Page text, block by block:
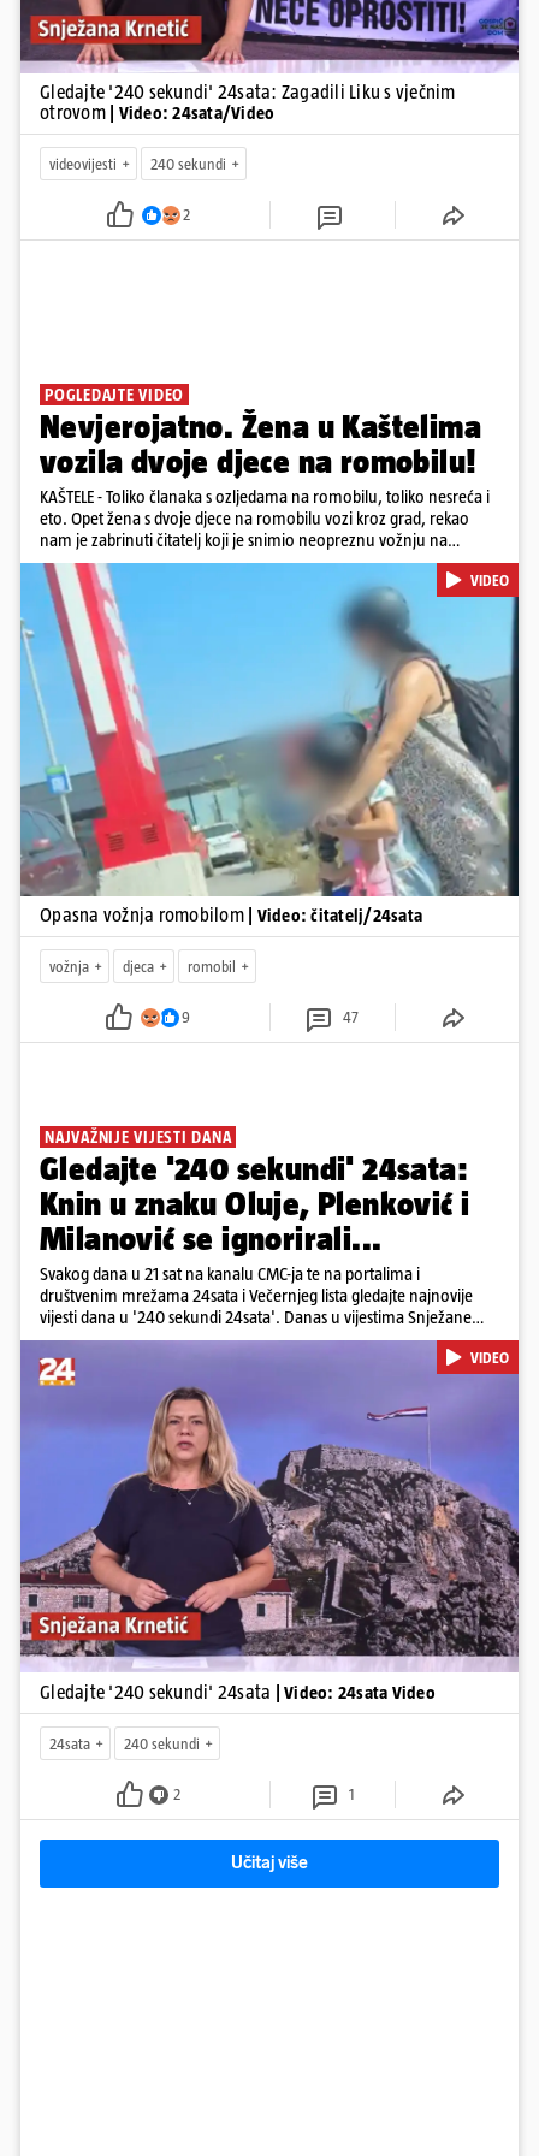
Gledajte '240 sekundi' 24sata: Zagadili Liku s vječnim
otrovom
| Video: 24sata/Video
videovijesti 240 sekundi
2
POGLEDAJTE VIDEO
Nevjerojatno. Žena u Kaštelima
vozila dvoje djece na romobilu!
KAŠTELE - Toliko članaka s ozljedama na romobilu, toliko nesreća i
eto. Opet žena s dvoje djece na romobilu vozi kroz grad, rekao
nam je zabrinuti čitatelj koji je snimio neopreznu vožnju na
romobilu u četvrtak prijepodne kroz Kaštele. Podsjetimo, mjesec i
pol od smrti dječaka (14) u Metkoviću, pad s električnog romobila
odnio je još jedan mladi život. Unatoč naporima liječnika KBC-a
Zagreb, u ponedjeljak maloljetnik je podlegao ozljedama
zadobivenima u padu s romobila.
Pokretanje videa...
VIDEO
Opasna vožnja romobilom | Video: čitatelj/24sata
vožnja djeca romobil
9 47
NAJVAŽNIJE VIJESTI DANA
Gledajte '240 sekundi' 24sata:
Knin u znaku Oluje, Plenković i
Milanović se ignorirali...
Svakog dana u 21 sat na kanalu CMC-ja te na portalima i
društvenim mrežama 24sata i Večernjeg lista gledajte najnovije
vijesti dana u '240 sekundi 24sata'. Danas u vijestima Snježane
Krnetić: Hrvatska je obilježila 31. obljetnicu Oluje, a pažnju je
privuklo ignoriranje predsjednika Zorana Milanovića i premijera
Andreja Plenkovića u Kninu. Donosimo i detalje o većim
braniteljskim mirovinama, apelu obitelji Hrvata u komi u Irskoj,
upozorenjima nakon nove tragedije na električnom romobilu te
smanjenju proizvodnje u nuklearnoj elektrani Krško.
Pokretanje videa...
VIDEO
Gledajte '240 sekundi' 24sata | Video: 24sata Video
24sata 240 sekundi
2 1
Učitaj više